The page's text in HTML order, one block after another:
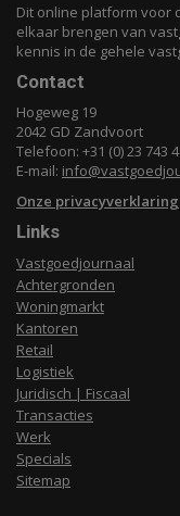
Dit online platform voor
elkaar brengen van
kennis in de gehele
Contact
Hogeweg 19
2042 GD Zandvoort
Telefoon: +31 (0) 23 743
E-mail:
Onze privacyverklaring
Links
Vastgoedjournaal
Achtergronden
Woningmarkt
Kantoren
Retail
Logistiek
Juridisch | Fiscaal
Transacties
Werk
Specials
Sitemap